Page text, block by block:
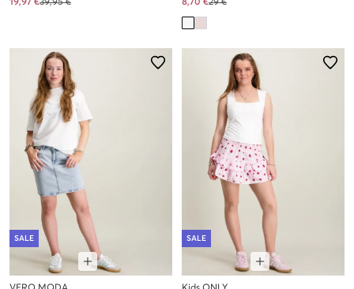
19,97 €39,95 €
8,70 €29 €
SALE SALE